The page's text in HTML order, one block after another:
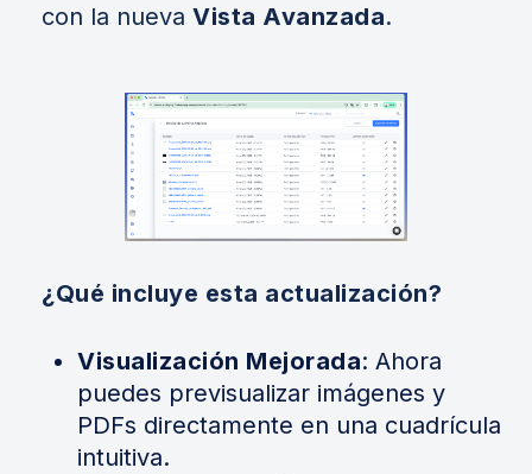
con la nueva Vista Avanzada.
¿Qué incluye esta actualización?
Visualización Mejorada: Ahora
puedes previsualizar imágenes y
PDFs directamente en una cuadrícula
intuitiva.